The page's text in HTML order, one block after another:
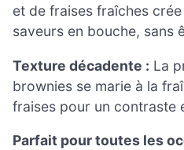
et de fraises fraîches
saveurs en bouche, sans
Texture décadente : La
brownies se marie à la
fraises pour un contraste
Parfait pour toutes les